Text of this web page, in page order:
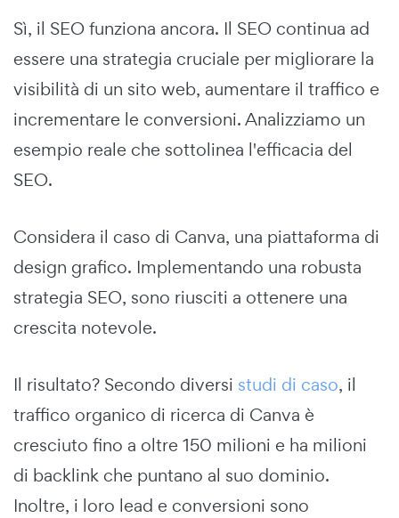
Sì, il SEO funziona ancora. Il SEO continua ad
essere una strategia cruciale per migliorare la
visibilità di un sito web, aumentare il traffico e
incrementare le conversioni. Analizziamo un
esempio reale che sottolinea l'efficacia del
SEO.
Considera il caso di Canva, una piattaforma di
design grafico. Implementando una robusta
strategia SEO, sono riusciti a ottenere una
crescita notevole.
Il risultato? Secondo diversi studi di caso, il
traffico organico di ricerca di Canva è
cresciuto fino a oltre 150 milioni e ha milioni
di backlink che puntano al suo dominio.
Inoltre, i loro lead e conversioni sono